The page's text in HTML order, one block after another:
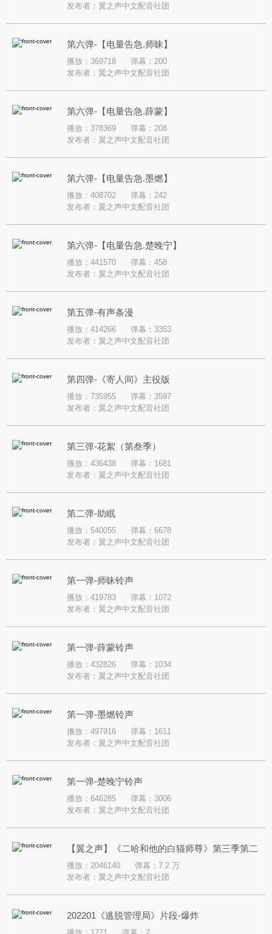
发布者： 翼之声中文配音社团
第六弹-【电量告急.师昧】
播放：369718
弹幕：200
发布者： 翼之声中文配音社团
第六弹-【电量告急.薛蒙】
播放：378369
弹幕：208
发布者： 翼之声中文配音社团
第六弹-【电量告急.墨燃】
播放：408702
弹幕：242
发布者： 翼之声中文配音社团
第六弹-【电量告急.楚晚宁】
播放：441570
弹幕：458
发布者： 翼之声中文配音社团
第五弹-有声条漫
播放：414266
弹幕：3353
发布者： 翼之声中文配音社团
第四弹-《寄人间》主役版
播放：735955
弹幕：3597
发布者： 翼之声中文配音社团
第三弹-花絮（第叁季）
播放：436438
弹幕：1681
发布者： 翼之声中文配音社团
第二弹-助眠
播放：540055
弹幕：6678
发布者： 翼之声中文配音社团
第一弹-师昧铃声
播放：419783
弹幕：1072
发布者： 翼之声中文配音社团
第一弹-薛蒙铃声
播放：432826
弹幕：1034
发布者： 翼之声中文配音社团
第一弹-墨燃铃声
播放：497916
弹幕：1611
发布者： 翼之声中文配音社团
第一弹-楚晚宁铃声
播放：646285
弹幕：3006
发布者： 翼之声中文配音社团
【翼之声】《二哈和他的白猫师尊》第三季第二
期
播放：2046140
弹幕：7.2 万
发布者： 翼之声中文配音社团
202201《逃脱管理局》片段-爆炸